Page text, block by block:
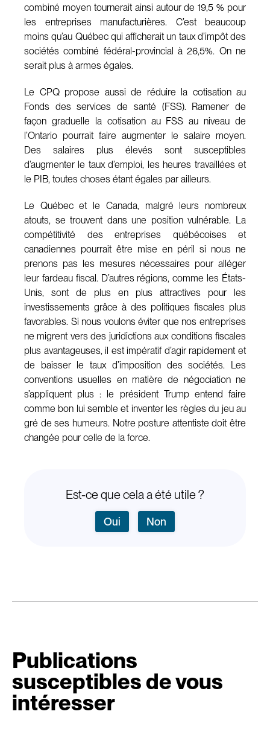
combiné moyen tournerait ainsi autour de 19,5 % pour
les entreprises manufacturières. C’est beaucoup
moins qu’au Québec qui afficherait un taux d’impôt des
sociétés combiné fédéral-provincial à 26,5%. On ne
serait plus à armes égales.
Le CPQ propose aussi de réduire la cotisation au
Fonds des services de santé (FSS). Ramener de
façon graduelle la cotisation au FSS au niveau de
l’Ontario pourrait faire augmenter le salaire moyen.
Des salaires plus élevés sont susceptibles
d’augmenter le taux d’emploi, les heures travaillées et
le PIB, toutes choses étant égales par ailleurs.
Le Québec et le Canada, malgré leurs nombreux
atouts, se trouvent dans une position vulnérable. La
compétitivité des entreprises québécoises et
canadiennes pourrait être mise en péril si nous ne
prenons pas les mesures nécessaires pour alléger
leur fardeau fiscal. D’autres régions, comme les États-
Unis, sont de plus en plus attractives pour les
investissements grâce à des politiques fiscales plus
favorables. Si nous voulons éviter que nos entreprises
ne migrent vers des juridictions aux conditions fiscales
plus avantageuses, il est impératif d’agir rapidement et
de baisser le taux d’imposition des sociétés. Les
conventions usuelles en matière de négociation ne
s’appliquent plus : le président Trump entend faire
comme bon lui semble et inventer les règles du jeu au
gré de ses humeurs. Notre posture attentiste doit être
changée pour celle de la force.
Est-ce que cela a été utile ?
Oui Non
Publications
susceptibles de vous
intéresser